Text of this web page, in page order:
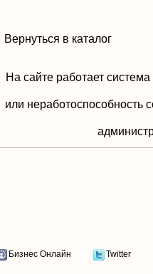
Вернуться в каталог
На сайте работает
или неработоспособность
Бизнес Онлайн Twitter